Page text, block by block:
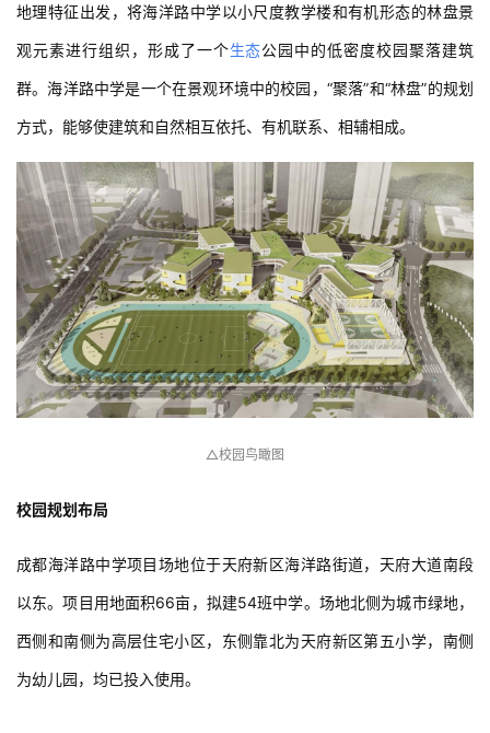
地理特征出发，将海洋路中学以小尺度教学楼和有机形态的林盘景
观元素进行组织，形成了一个生态公园中的低密度校园聚落建筑
群。海洋路中学是一个在景观环境中的校园，“聚落”和“林盘”的规划
方式，能够使建筑和自然相互依托、有机联系、相辅相成。
△校园鸟瞰图
校园规划布局
成都海洋路中学项目场地位于天府新区海洋路街道，天府大道南段
以东。项目用地面积66亩，拟建54班中学。场地北侧为城市绿地，
西侧和南侧为高层住宅小区，东侧靠北为天府新区第五小学，南侧
为幼儿园，均已投入使用。